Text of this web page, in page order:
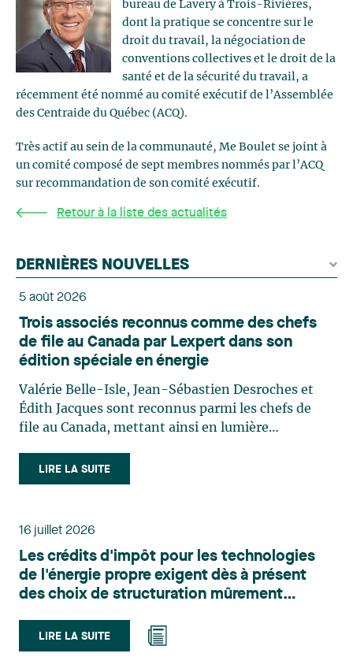
bureau de Lavery à Trois-Rivières,
dont la pratique se concentre sur le
droit du travail, la négociation de
conventions collectives et le droit de la
santé et de la sécurité du travail, a
récemment été nommé au comité exécutif de l’Assemblée
des Centraide du Québec (ACQ).
Très actif au sein de la communauté, Me Boulet se joint à
un comité composé de sept membres nommés par l’ACQ
sur recommandation de son comité exécutif.
Retour à la liste des actualités
DERNIÈRES NOUVELLES
5 août 2026
Trois associés reconnus comme des chefs
de file au Canada par Lexpert dans son
édition spéciale en énergie
Valérie Belle-Isle, Jean-Sébastien Desroches et
Édith Jacques sont reconnus parmi les chefs de
file au Canada, mettant ainsi en lumière
le domaine du droit des technologies. Valérie
Belle-Isle est associée au sein du groupe de droit
principalement sur le droit de l’environnement,
du territoire. Elle conseille et représente une
clientèle publique et privée dans le cadre d’enjeux
touchant notamment les obligations
et de permis, l’application et la contestation de
règlements d’urbanisme, ainsi que les dossiers
LIRE LA SUITE
16 juillet 2026
Les crédits d'impôt pour les technologies
de l'énergie propre exigent dès à présent
des choix de structuration mûrement
LIRE LA SUITE